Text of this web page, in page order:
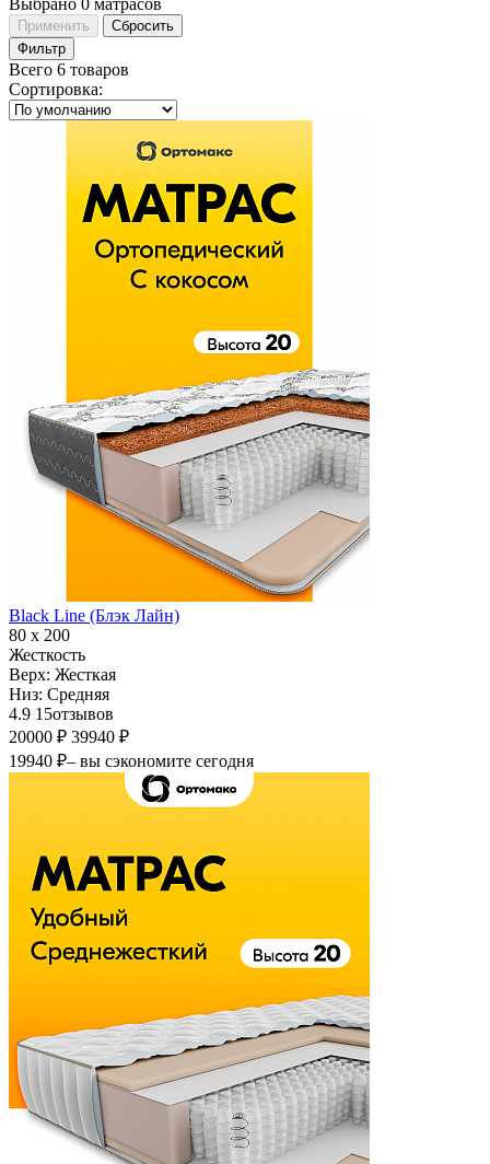
Применить
Сбросить
Фильтр
Всего 6 товаров
Сортировка:
Black Line (Блэк Лайн)
80 х 200
Жесткость
Верх: Жесткая
Низ: Средняя
4.9 15отзывов
20000 ₽ 39940 ₽
19940 ₽– вы сэкономите сегодня